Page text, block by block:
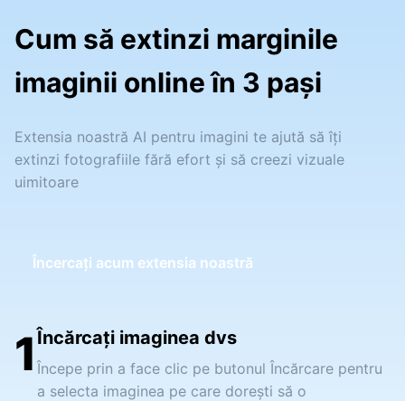
Cum să extinzi marginile
imaginii online în 3 pași
Extensia noastră AI pentru imagini te ajută să îți
extinzi fotografiile fără efort și să creezi vizuale
uimitoare
Încercați acum extensia noastră
1 Încărcați imaginea dvs
Începe prin a face clic pe butonul Încărcare pentru
a selecta imaginea pe care dorești să o